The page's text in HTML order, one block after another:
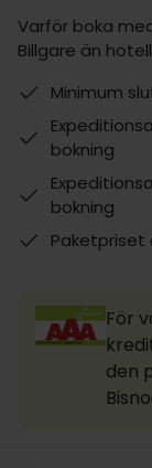
Varför boka
Billgare än
Minimum
bokning
bokning
Paketpriset
För
den